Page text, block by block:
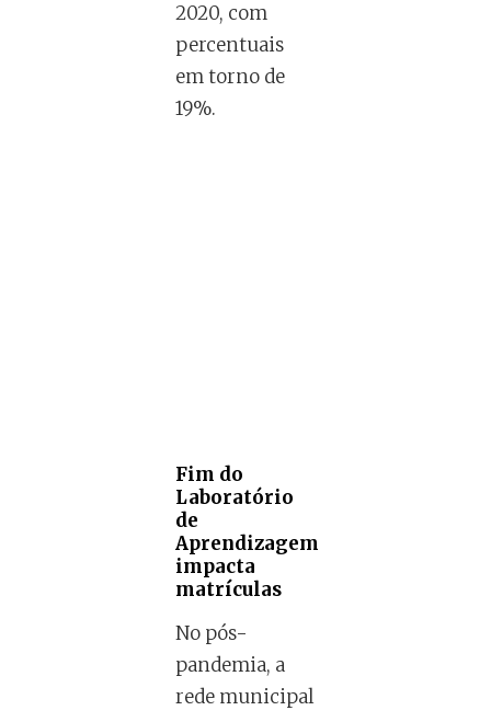
2020, com
percentuais
em torno de
19%.
Fim do
Laboratório
de
Aprendizagem
impacta
matrículas
No pós-
pandemia, a
rede municipal